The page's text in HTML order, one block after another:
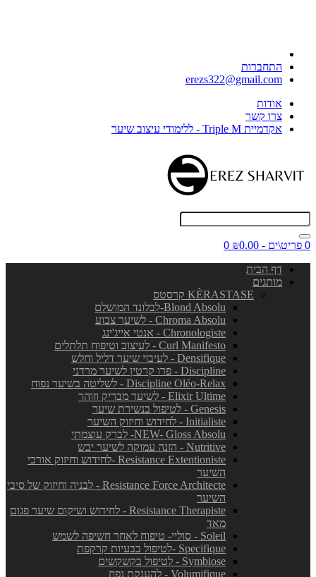
התחברות
erezs322@gmail.com
אודות
צרו קשר
אקדמיית Triple M - ללימודי עיצוב שיער
0 פריט\ים - ₪0.00
0
דף הבית
מותגים
KÈRASTASE קרסטס
Blond Absolu-לבלונד המושלם
Chroma Absolu - לשיער צבוע
Chronologiste - אנטי אייג'ינג
Curl Manifesto - לעיצוב וטיפוח תלתלים
Densifique - לעיבוי שיער דליל וחלש
Discipline - פרו קרטין לשיער מרדני
Discipline Oléo-Relax - לשליטה בשיער נפוח
Elixir Ultime - לשיער מבריק וזוהר
Genesis - לטיפול בנשירת שיער
Initialiste - לחידוש וחיזוק השיער
NEW- Gloss Absolu- לברק עוצמתי
Nutritive - הזנה עמוקה לשיער יבש
Resistance Extentioniste -לחידוש וחיזוק אורכי
השיער
Resistance Force Architecte - לבניה וחיזוק של סיבי
השיער
Resistance Therapiste - לחידוש ושיקום שיער פגום
מאד
Soleil - סוליי- טיפוח לאחר חשיפה לשמש
Specifique -לטיפול בבעיות קרקפת
Symbiose - לטיפול בקשקשים
Volumifique - להענקת נפח